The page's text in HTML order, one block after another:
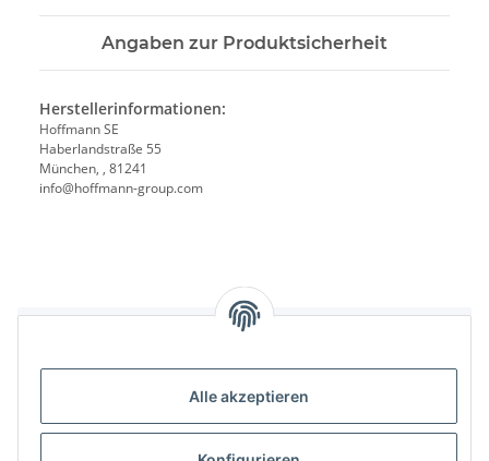
Alle akzeptieren
Angaben zur Produktsicherheit
Herstellerinformationen:
Hoffmann SE
Haberlandstraße 55
München, , 81241
info@hoffmann-group.com
Benachrichtigen, wenn verfügbar